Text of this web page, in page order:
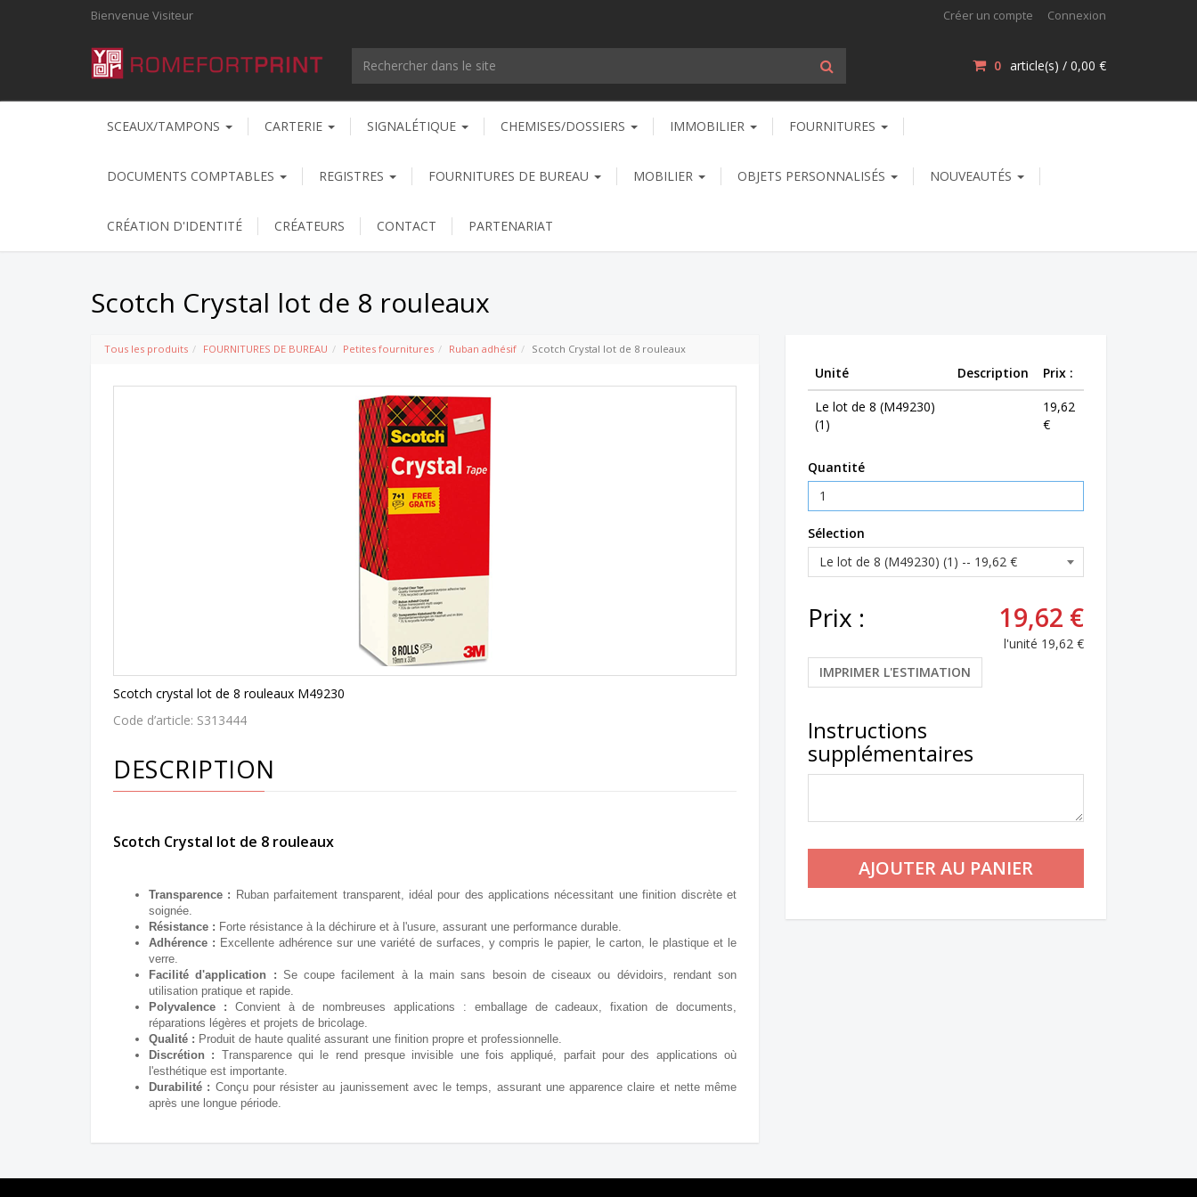
Bienvenue Visiteur Créer un compte Connexion
0 article(s) / 0,00 €
SCEAUX/TAMPONS CARTERIE SIGNALÉTIQUE CHEMISES/DOSSIERS IMMOBILIER FOURNITURES
DOCUMENTS COMPTABLES REGISTRES FOURNITURES DE BUREAU MOBILIER OBJETS PERSONNALISÉS NOUVEAUTÉS
CRÉATION D'IDENTITÉ CRÉATEURS CONTACT PARTENARIAT
Scotch Crystal lot de 8 rouleaux
Unité Description
Prix :
Le lot de 8 (M49230)
(1)
19,62
€
Quantité
Sélection
Prix : 19,62 €
l'unité 19,62 €
IMPRIMER L'ESTIMATION
Instructions
supplémentaires
Tous les produits FOURNITURES DE BUREAU Petites fournitures Ruban adhésif Scotch Crystal lot de 8 rouleaux
Scotch crystal lot de 8 rouleaux M49230
Code d’article: S313444
DESCRIPTION
Scotch Crystal lot de 8 rouleaux
Transparence : Ruban parfaitement transparent, idéal pour des applications nécessitant une finition discrète et
soignée.
Résistance : Forte résistance à la déchirure et à l'usure, assurant une performance durable.
Adhérence : Excellente adhérence sur une variété de surfaces, y compris le papier, le carton, le plastique et le
verre.
Facilité d'application : Se coupe facilement à la main sans besoin de ciseaux ou dévidoirs, rendant son
utilisation pratique et rapide.
Polyvalence : Convient à de nombreuses applications : emballage de cadeaux, fixation de documents,
réparations légères et projets de bricolage.
Qualité : Produit de haute qualité assurant une finition propre et professionnelle.
Discrétion : Transparence qui le rend presque invisible une fois appliqué, parfait pour des applications où
l'esthétique est importante.
Durabilité : Conçu pour résister au jaunissement avec le temps, assurant une apparence claire et nette même
après une longue période.